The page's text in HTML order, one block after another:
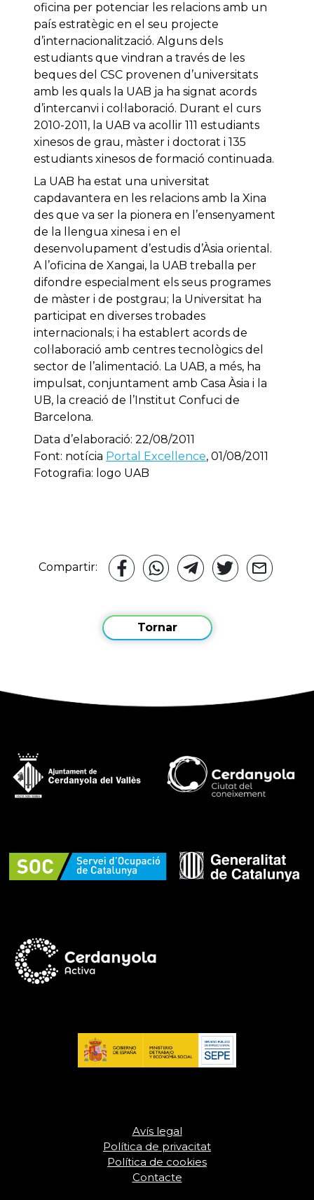
oficina per potenciar les relacions amb un
país estratègic en el seu projecte
d’internacionalització. Alguns dels
estudiants que vindran a través de les
beques del CSC provenen d’universitats
amb les quals la UAB ja ha signat acords
d’intercanvi i col·laboració. Durant el curs
2010-2011, la UAB va acollir 111 estudiants
xinesos de grau, màster i doctorat i 135
estudiants xinesos de formació continuada.
La UAB ha estat una universitat
capdavantera en les relacions amb la Xina
des que va ser la pionera en l’ensenyament
de la llengua xinesa i en el
desenvolupament d’estudis d’Àsia oriental.
A l’oficina de Xangai, la UAB treballa per
difondre especialment els seus programes
de màster i de postgrau; la Universitat ha
participat en diverses trobades
internacionals; i ha establert acords de
col·laboració amb centres tecnològics del
sector de l’alimentació. La UAB, a més, ha
impulsat, conjuntament amb Casa Àsia i la
UB, la creació de l’Institut Confuci de
Barcelona.
Data d’elaboració: 22/08/2011
Font: notícia Portal Excellence, 01/08/2011
Fotografia: logo UAB
Compartir:
Tornar
Avís legal
Política de privacitat
Política de cookies
Contacte